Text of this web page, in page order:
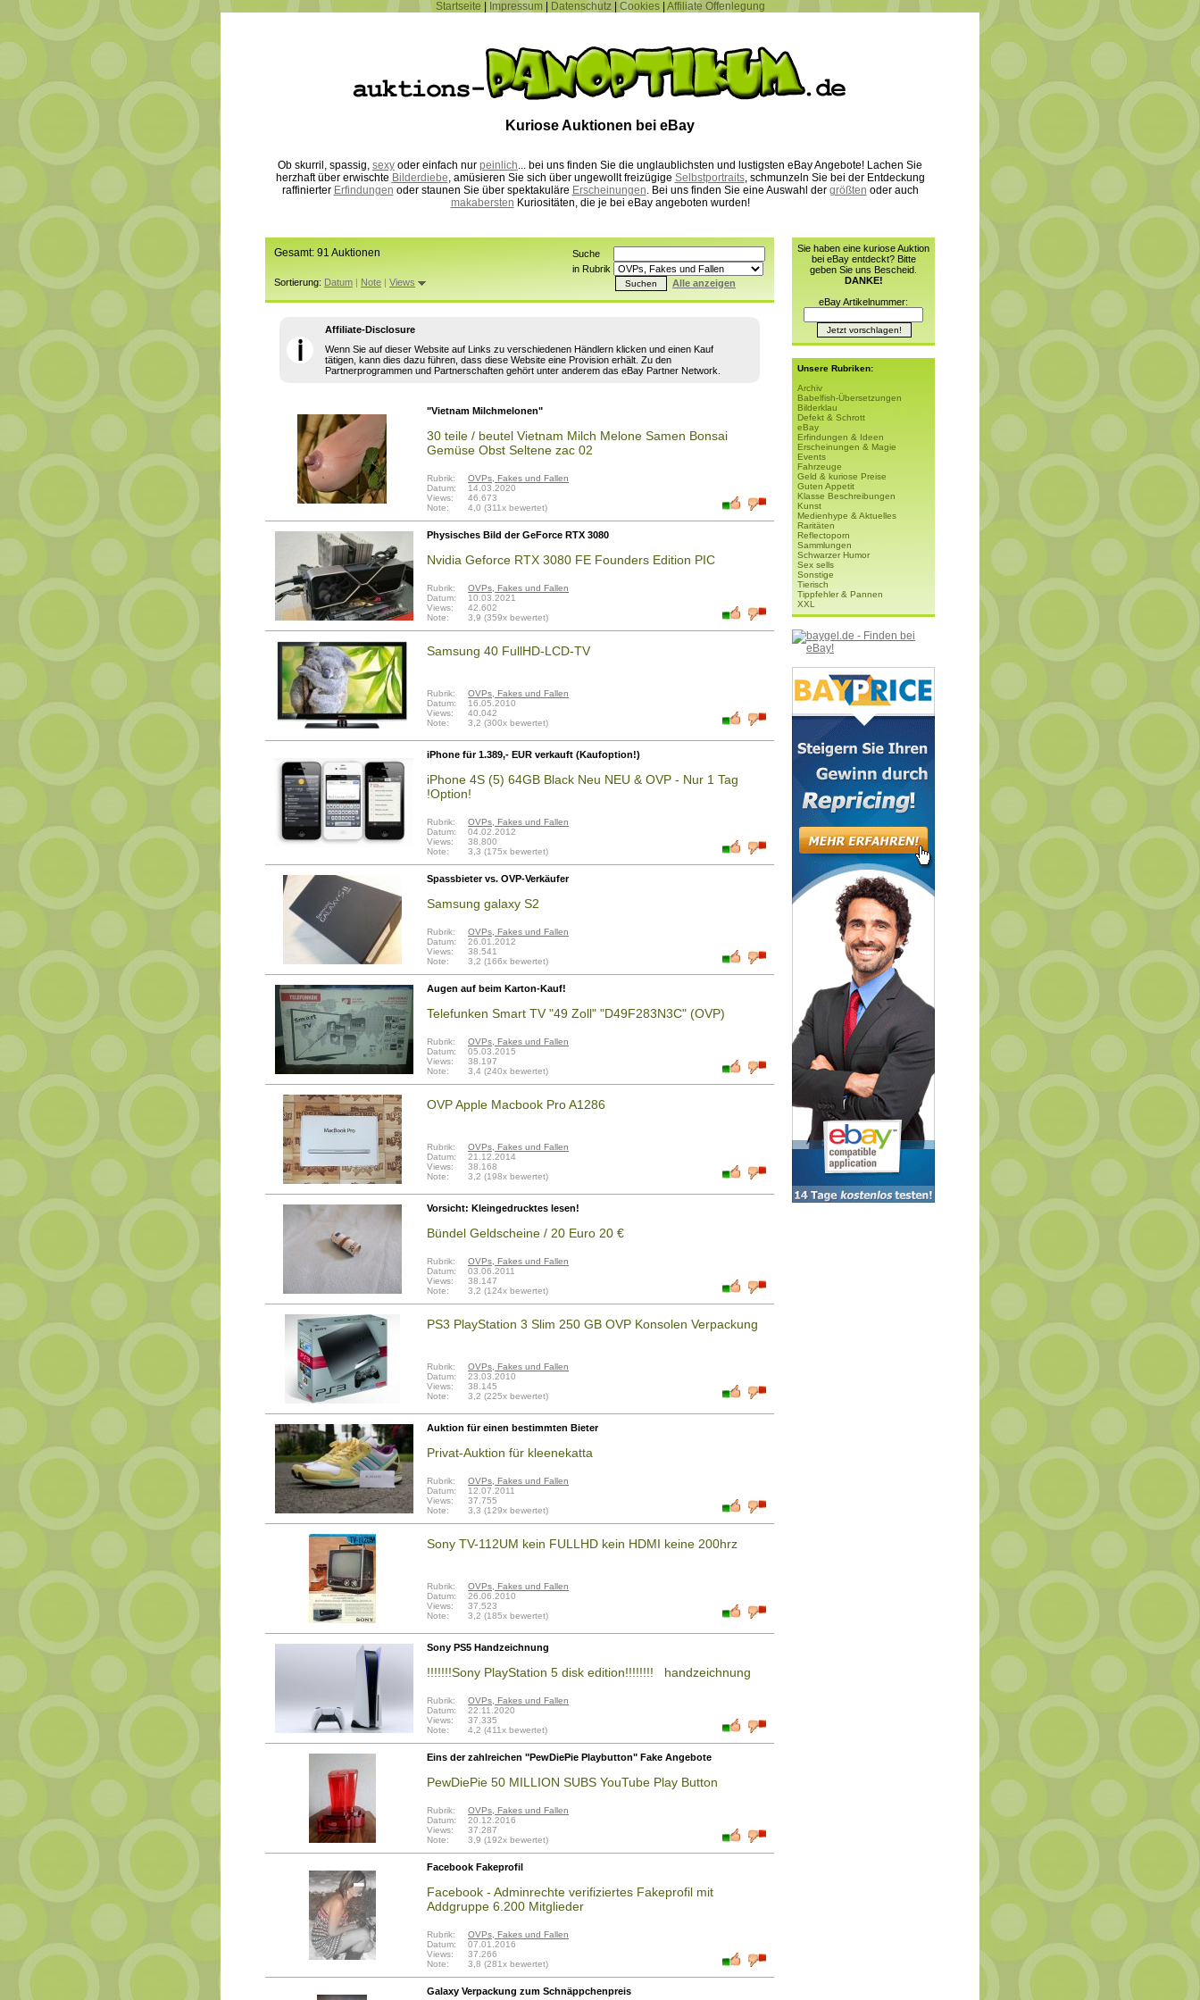
Startseite Impressum Datenschutz| Cookies| Affiliate Offenlegung
Kuriose Auktionen bei eBay
Ob skurril, spassig, sexy oder einfach nur peinlich... bei uns finden Sie die unglaublichsten und lustigsten eBay Angebote! Lachen Sie
herzhaft über erwischte Bilderdiebe, amüsieren Sie sich über ungewollt freizügige Selbstportraits, schmunzeln Sie bei der Entdeckung
raffinierter Erfindungen oder staunen Sie über spektakuläre Erscheinungen. Bei uns finden Sie eine Auswahl der größten oder auch
makabersten Kuriositäten, die je bei eBay angeboten wurden!
Gesamt: 91 Auktionen
Sortierung: Datum | Note | Views
Suche
in Rubrik
Alle anzeigen
ℹ
Affiliate-Disclosure
Wenn Sie auf dieser Website auf Links zu verschiedenen Händlern klicken und einen Kauf
tätigen, kann dies dazu führen, dass diese Website eine Provision erhält. Zu den
Partnerprogrammen und Partnerschaften gehört unter anderem das eBay Partner Network.
"Vietnam Milchmelonen"
30 teile / beutel Vietnam Milch Melone Samen Bonsai
Gemüse Obst Seltene zac 02
Rubrik:
OVPs, Fakes und Fallen
Datum:
14.03.2020
Views:
46.673
Note:
4,0 (311x bewertet)
Physisches Bild der GeForce RTX 3080
Nvidia Geforce RTX 3080 FE Founders Edition PIC
Rubrik:
OVPs, Fakes und Fallen
Datum:
10.03.2021
Views:
42.602
Note:
3,9 (359x bewertet)
Samsung 40 FullHD-LCD-TV
Rubrik:
OVPs, Fakes und Fallen
Datum:
16.05.2010
Views:
40.042
Note:
3,2 (300x bewertet)
iPhone für 1.389,- EUR verkauft (Kaufoption!)
iPhone 4S (5) 64GB Black Neu NEU & OVP - Nur 1 Tag
!Option!
Rubrik:
OVPs, Fakes und Fallen
Datum:
04.02.2012
Views:
38.800
Note:
3,3 (175x bewertet)
Spassbieter vs. OVP-Verkäufer
Samsung galaxy S2
Rubrik:
OVPs, Fakes und Fallen
Datum:
26.01.2012
Views:
38.541
Note:
3,2 (166x bewertet)
Augen auf beim Karton-Kauf!
Telefunken Smart TV "49 Zoll" "D49F283N3C" (OVP)
Rubrik:
OVPs, Fakes und Fallen
Datum:
05.03.2015
Views:
38.197
Note:
3,4 (240x bewertet)
OVP Apple Macbook Pro A1286
Rubrik:
OVPs, Fakes und Fallen
Datum:
21.12.2014
Views:
38.168
Note:
3,2 (198x bewertet)
Vorsicht: Kleingedrucktes lesen!
Bündel Geldscheine / 20 Euro 20 €
Rubrik:
OVPs, Fakes und Fallen
Datum:
03.06.2011
Views:
38.147
Note:
3,2 (124x bewertet)
PS3 PlayStation 3 Slim 250 GB OVP Konsolen Verpackung
Rubrik:
OVPs, Fakes und Fallen
Datum:
23.03.2010
Views:
38.145
Note:
3,2 (225x bewertet)
Auktion für einen bestimmten Bieter
Privat-Auktion für kleenekatta
Rubrik:
OVPs, Fakes und Fallen
Datum:
12.07.2011
Views:
37.755
Note:
3,3 (129x bewertet)
Sony TV-112UM kein FULLHD kein HDMI keine 200hrz
Rubrik:
OVPs, Fakes und Fallen
Datum:
26.06.2010
Views:
37.523
Note:
3,2 (185x bewertet)
Sony PS5 Handzeichnung
!!!!!!!Sony PlayStation 5 disk edition!!!!!!!! handzeichnung
Rubrik:
OVPs, Fakes und Fallen
Datum:
22.11.2020
Views:
37.335
Note:
4,2 (411x bewertet)
Eins der zahlreichen "PewDiePie Playbutton" Fake Angebote
PewDiePie 50 MILLION SUBS YouTube Play Button
Rubrik:
OVPs, Fakes und Fallen
Datum:
20.12.2016
Views:
37.287
Note:
3,9 (192x bewertet)
Facebook Fakeprofil
Facebook - Adminrechte verifiziertes Fakeprofil mit
Addgruppe 6.200 Mitglieder
Rubrik:
OVPs, Fakes und Fallen
Datum:
07.01.2016
Views:
37.266
Note:
3,8 (281x bewertet)
Galaxy Verpackung zum Schnäppchenpreis
Sie haben eine kuriose Auktion
bei eBay entdeckt? Bitte
geben Sie uns Bescheid.
DANKE!
eBay Artikelnummer:
Unsere Rubriken:
Archiv
Babelfish-Übersetzungen
Bilderklau
Defekt & Schrott
eBay
Erfindungen & Ideen
Erscheinungen & Magie
Events
Fahrzeuge
Geld & kuriose Preise
Guten Appetit
Klasse Beschreibungen
Kunst
Medienhype & Aktuelles
Raritäten
Reflectoporn
Sammlungen
Schwarzer Humor
Sex sells
Sonstige
Tierisch
Tippfehler & Pannen
XXL